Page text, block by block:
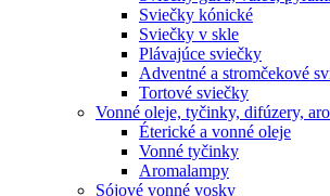
Sviečky kónické
Sviečky v skle
Plávajúce sviečky
Adventné a stromčekové
Tortové sviečky
Vonné oleje, tyčinky, difúzery,
Éterické a vonné oleje
Vonné tyčinky
Aromalampy
Sójové vonné vosky